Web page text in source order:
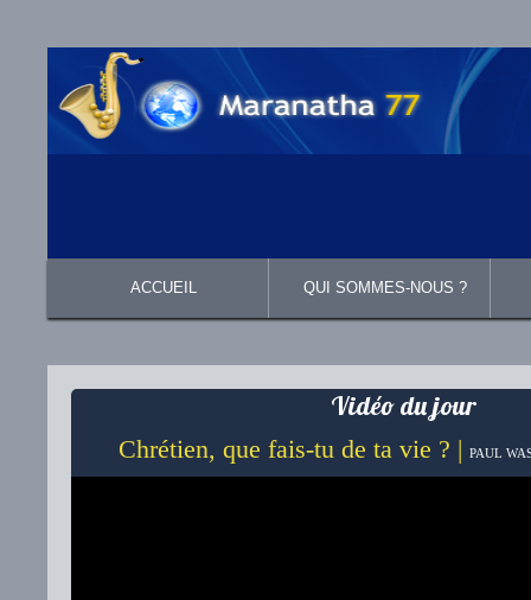
ACCUEIL QUI SOMMES-NOUS ?
Vidéo du jour
Chrétien, que fais-tu de ta vie ? | PAUL